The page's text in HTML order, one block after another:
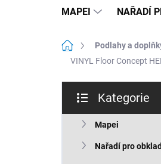
MAPEI NAŘADÍ
Domů Podlahy a
VINYL Floor Concept
s
kategorie
Kategorie
Mapei
Nařadí pro